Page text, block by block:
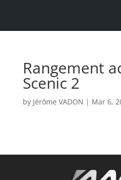
Rangement
Scenic 2
by Jérôme VADON | Mar 6,